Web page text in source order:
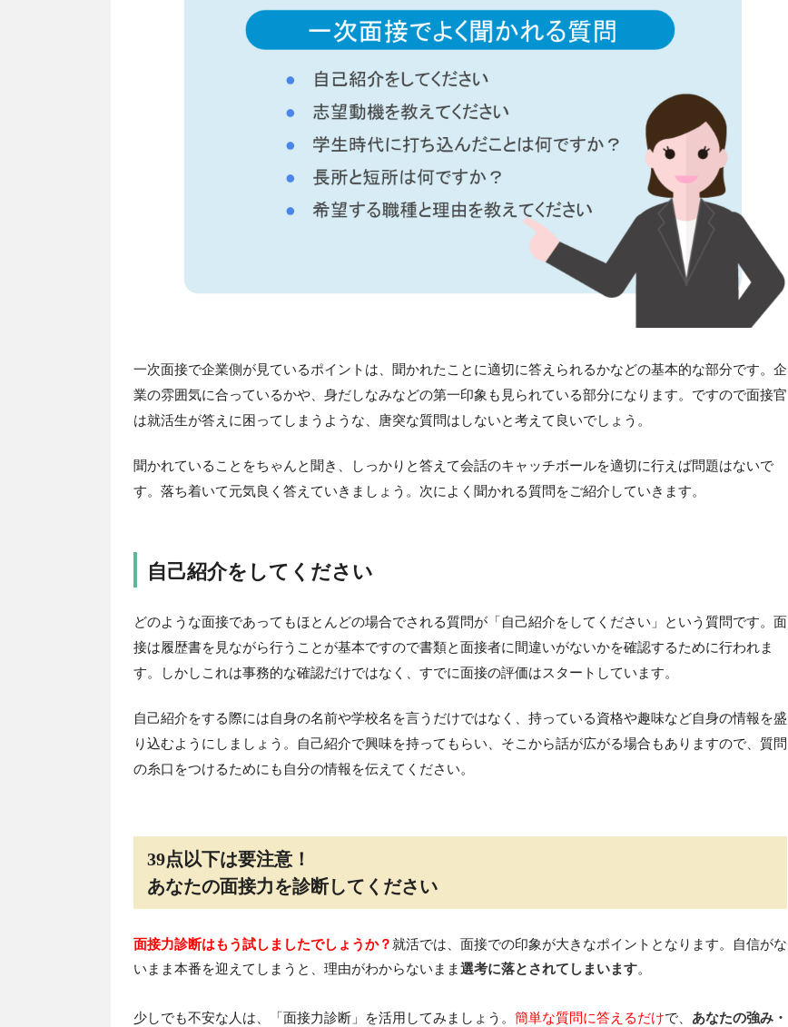
一次面接で企業側が見ているポイントは、聞かれたことに適切に答えられるかなどの基本的な部分です。企
業の雰囲気に合っているかや、身だしなみなどの第一印象も見られている部分になります。ですので面接官
は就活生が答えに困ってしまうような、唐突な質問はしないと考えて良いでしょう。
聞かれていることをちゃんと聞き、しっかりと答えて会話のキャッチボールを適切に行えば問題はないで
す。落ち着いて元気良く答えていきましょう。次によく聞かれる質問をご紹介していきます。
自己紹介をしてください
どのような面接であってもほとんどの場合でされる質問が「自己紹介をしてください」という質問です。面
接は履歴書を見ながら行うことが基本ですので書類と面接者に間違いがないかを確認するために行われま
す。しかしこれは事務的な確認だけではなく、すでに面接の評価はスタートしています。
自己紹介をする際には自身の名前や学校名を言うだけではなく、持っている資格や趣味など自身の情報を盛
り込むようにしましょう。自己紹介で興味を持ってもらい、そこから話が広がる場合もありますので、質問
の糸口をつけるためにも自分の情報を伝えてください。
39点以下は要注意！
あなたの面接力を診断してください
面接力診断はもう試しましたでしょうか？就活では、面接での印象が大きなポイントとなります。自信がな
いまま本番を迎えてしまうと、理由がわからないまま選考に落とされてしまいます。
少しでも不安な人は、「面接力診断」を活用してみましょう。 簡単な質問に答えるだけで、 あなたの強み・